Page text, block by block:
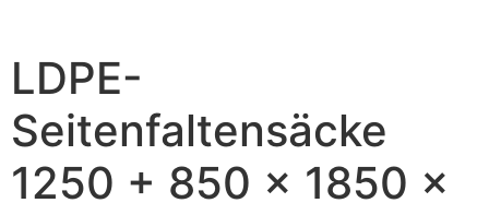
LDPE-
Seitenfaltensäcke
1250 + 850 x 1850 x